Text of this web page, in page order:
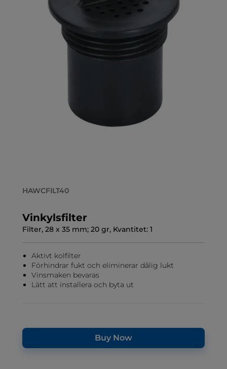
HAWCFILT40
Vinkylsfilter
Filter, 28 x 35 mm; 20 gr, Kvantitet: 1
Aktivt kolfilter
Förhindrar fukt och eliminerar dålig lukt
Vinsmaken bevaras
Lätt att installera och byta ut
Buy Now